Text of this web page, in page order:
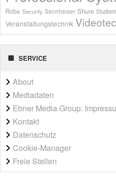
Robe Security Sennheiser Shure
Veranstaltungstechnik
SERVICE
About
Mediadaten
Ebner Media Group:
Kontakt
Datenschutz
Cookie-Manager
Freie Stellen